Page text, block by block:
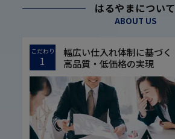
はるやまについて
ABOUT US
こだわり
1
幅広い仕入れ体制に基づく
高品質・低価格の実現